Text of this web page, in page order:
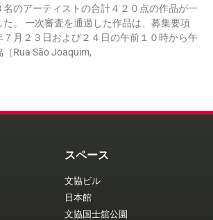
名のアーティストの合計４２０点の作品が一
。 一次審査を通過した作品は、募集要項
７月２３日および２４日の午前１０時から午
Rua São Joaquim,
スペース
文協ビル
日本館
文協国士舘公園